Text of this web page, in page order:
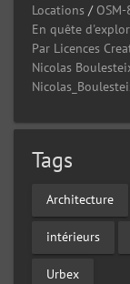
Locations /
En quête
Par Licences
Nicolas
Tags
Architecture
intérieurs
Urbex